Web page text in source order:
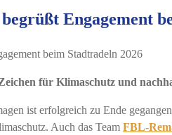
Engagement
für Klimaschutz und
ist erfolgreich zu Ende
Auch das Team FBL-